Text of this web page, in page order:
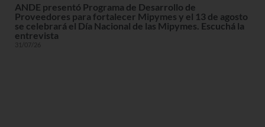
ANDE presentó Programa de Desarrollo de
Proveedores para fortalecer Mipymes y el 13 de agosto
se celebrará el Día Nacional de las Mipymes. Escuchá la
entrevista
31/07/26